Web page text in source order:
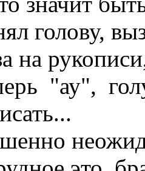
голову,
на
"ау",